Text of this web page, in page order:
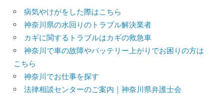
病気やけがをした際はこちら
神奈川県の水回りのトラブル解決業者
カギに関するトラブルはカギの救急車
神奈川で車の故障やバッテリー上がりでお困りの方は
こちら
神奈川でお仕事を探す
法律相談センターのご案内｜神奈川県弁護士会